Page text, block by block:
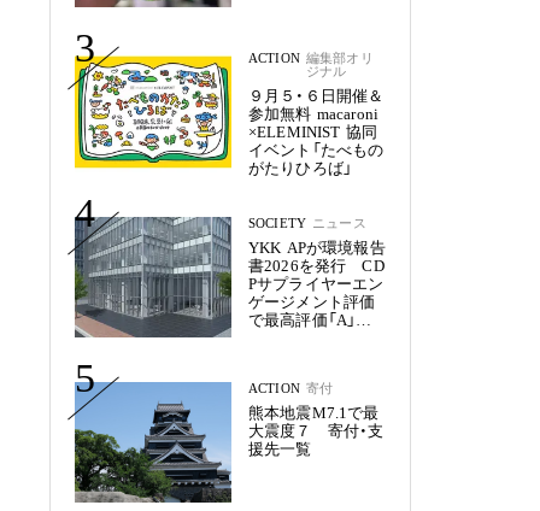
3 ACTION 編集部オリ
ジナル
９月５・６日開催＆
参加無料 macaroni
×ELEMINIST 協同
イベント「たべもの
がたりひろば」
4 SOCIETY ニュース
YKK APが環境報告
書2026を発行 CD
Pサプライヤーエン
ゲージメント評価
で最高評価「A」を
5 ACTION 寄付
熊本地震M7.1で最
大震度７ 寄付・支
援先一覧